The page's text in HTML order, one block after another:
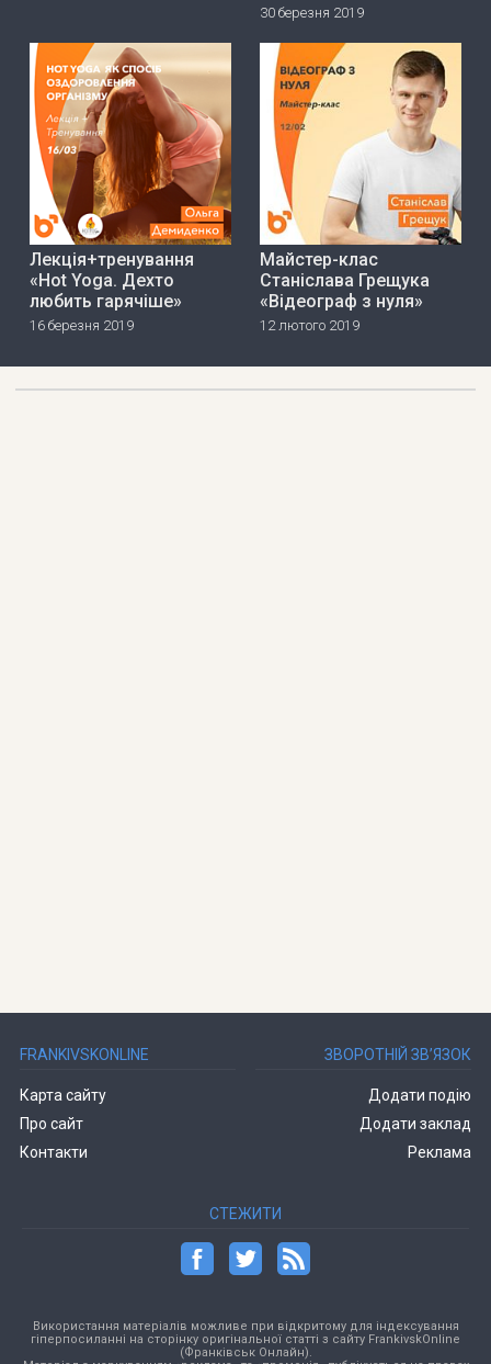
30 березня 2019
Лекція+тренування
«Hot Yoga. Дехто
любить гарячіше»
16 березня 2019
Майстер-клас
Станіслава Грещука
«Відеограф з нуля»
12 лютого 2019
FRANKIVSKONLINE
Карта сайту
Про сайт
Контакти
ЗВОРОТНІЙ ЗВ’ЯЗОК
Додати подію
Додати заклад
Реклама
СТЕЖИТИ
Використання матеріалів можливе при відкритому для індексування
гіперпосиланні на сторінку оригінальної статті з сайту FrankivskOnline
(Франківськ Онлайн).